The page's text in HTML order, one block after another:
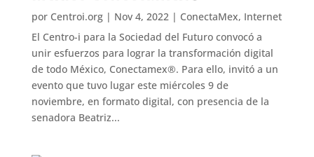
por Centroi.org| Nov 4, 2022| ConectaMex, Internet
El Centro-i para la Sociedad del Futuro convocó a
unir esfuerzos para lograr la transformación digital
de todo México, Conectamex®. Para ello, invitó a un
evento que tuvo lugar este miércoles 9 de
noviembre, en formato digital, con presencia de la
senadora Beatriz...